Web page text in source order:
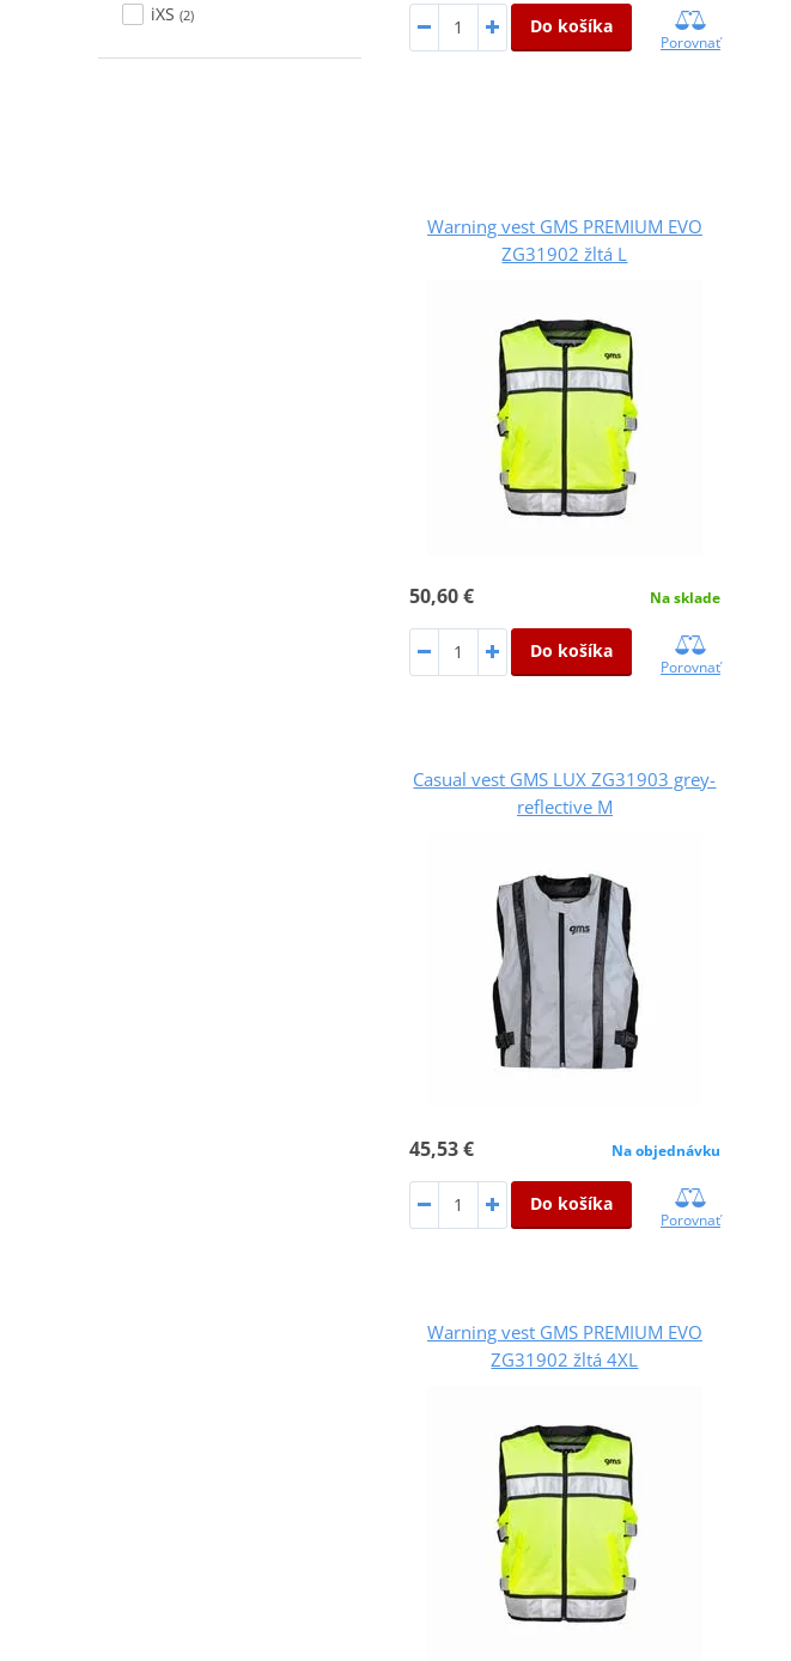
iXS (2) Do košíka
Porovnať
Warning vest GMS PREMIUM EVO
ZG31902 žltá L
50,60 € Na sklade
Do košíka
Porovnať
Casual vest GMS LUX ZG31903 grey-
reflective M
45,53 € Na objednávku
Do košíka
Porovnať
Warning vest GMS PREMIUM EVO
ZG31902 žltá 4XL